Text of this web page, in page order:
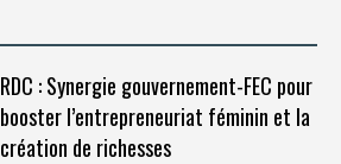
RDC : Synergie gouvernement-FEC pour
booster l’entrepreneuriat féminin et la
création de richesses